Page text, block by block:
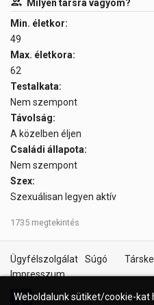
Milyen társra vágyom?
Min. életkor:
49
Max. életkora:
62
Testalkata:
Nem szempont
Távolság:
A közelben éljen
Családi állapota:
Nem szempont
Szex:
Szexuálisan legyen aktív
1735 megtekintés
Ügyfélszolgálat Súgó
Impresszum
Weboldalunk sütiket/cookie-kat